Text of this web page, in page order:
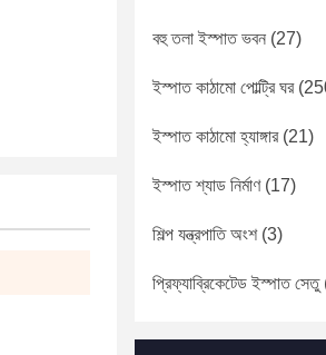
বহু তলা ইস্পাত ভবন (27)
ইস্পাত কাঠামো পোল্ট্রি ঘর
ইস্পাত কাঠামো হ্যাঙ্গার(21)
ইস্পাত শ্যাড নির্মাণ(17)
শিল্প যন্ত্রপাতি অংশ(3)
প্রিফ্যাব্রিকেটেড ইস্পাত সেতু